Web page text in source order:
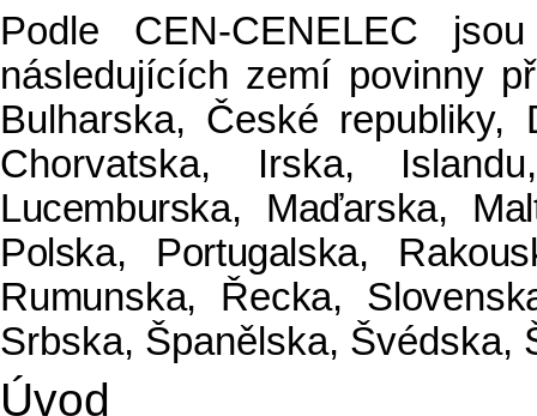
Podle CEN-CENELEC
následujících zemí povinny
Bulharska, České republiky,
Chorvatska, Irska,
Lucemburska, Maďarska,
Polska, Portugalska,
Rumunska, Řecka,
Srbska, Španělska, Švédska,
Úvod